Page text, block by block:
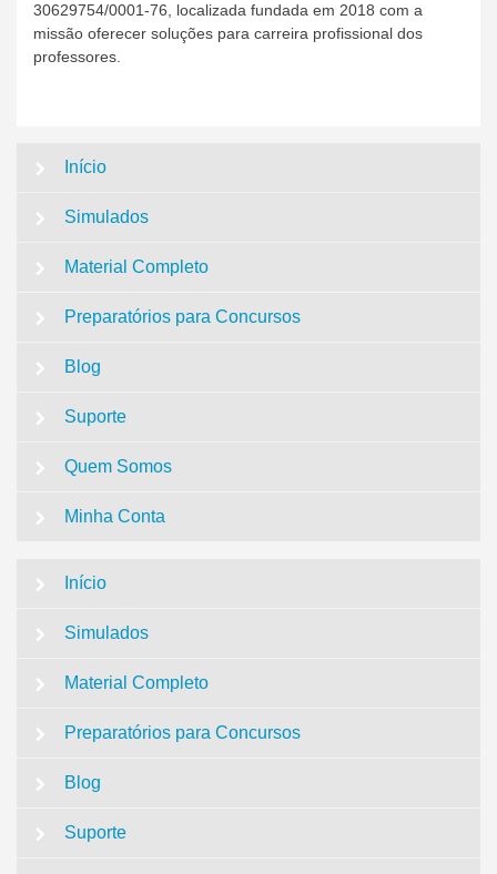
30629754/0001-76, localizada fundada em 2018 com a
missão oferecer soluções para carreira profissional dos
professores.
Início
Simulados
Material Completo
Preparatórios para Concursos
Blog
Suporte
Quem Somos
Minha Conta
Início
Simulados
Material Completo
Preparatórios para Concursos
Blog
Suporte